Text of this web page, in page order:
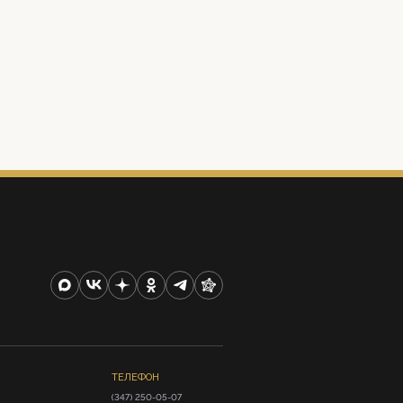
ТЕЛЕФОН
(347) 250-05-07